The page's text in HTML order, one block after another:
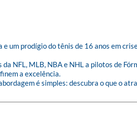
um prodígio do tênis de 16 anos em
NFL, MLB, NBA e NHL a pilotos de
a excelência.
é simples: descubra o que o